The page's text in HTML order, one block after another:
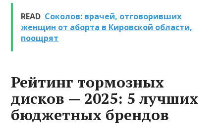
READ Соколов: врачей, отговоривших
женщин от аборта в Кировской области,
поощрят
Рейтинг тормозных
дисков — 2025: 5 лучших
бюджетных брендов